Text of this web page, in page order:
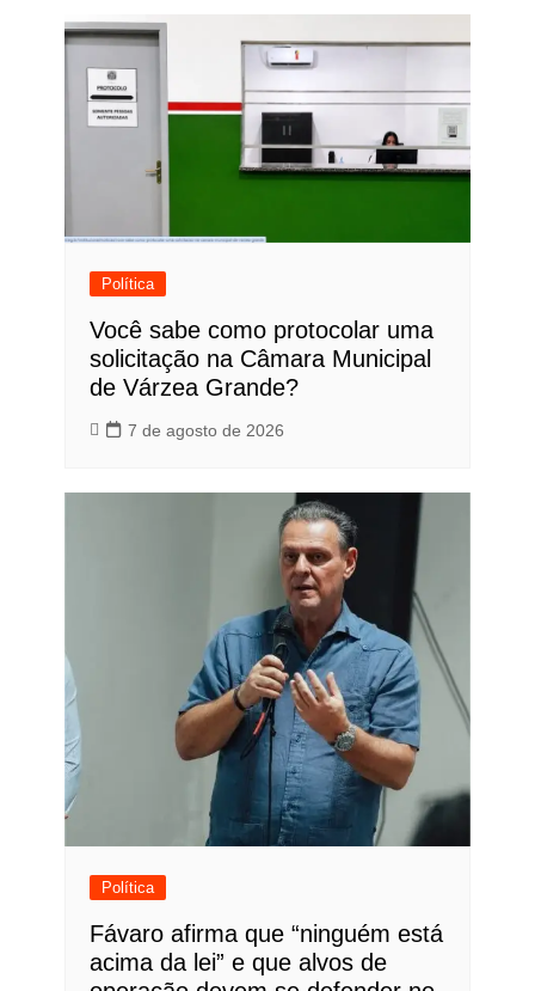
Política
Você sabe como protocolar uma
solicitação na Câmara Municipal
de Várzea Grande?
7 de agosto de 2026
Política
Fávaro afirma que “ninguém está
acima da lei” e que alvos de